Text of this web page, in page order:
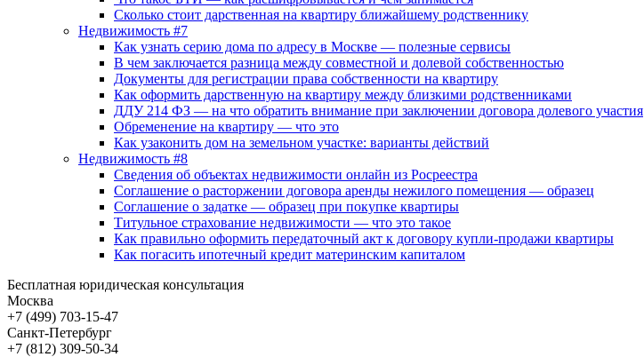
Сколько стоит дарственная на квартиру ближайшему родственнику
Недвижимость #7
Как узнать серию дома по адресу в Москве — полезные сервисы
В чем заключается разница между совместной и долевой собственностью
Документы для регистрации права собственности на квартиру
Как оформить дарственную на квартиру между близкими родственниками
ДДУ 214 ФЗ — на что обратить внимание при заключении договора долевого участия
Обременение на квартиру — что это
Как узаконить дом на земельном участке: варианты действий
Недвижимость #8
Сведения об объектах недвижимости онлайн из Росреестра
Соглашение о расторжении договора аренды нежилого помещения — образец
Соглашение о задатке — образец при покупке квартиры
Титульное страхование недвижимости — что это такое
Как правильно оформить передаточный акт к договору купли-продажи квартиры
Как погасить ипотечный кредит материнским капиталом
Бесплатная юридическая консультация
Москва
+7 (499) 703-15-47
Санкт-Петербург
+7 (812) 309-50-34